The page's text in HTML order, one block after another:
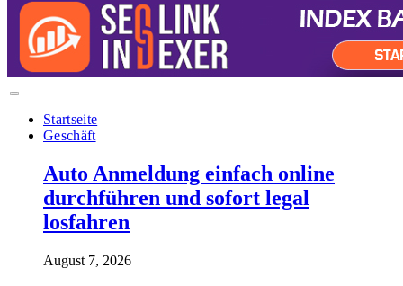
Startseite
Geschäft
Auto Anmeldung einfach online
durchführen und sofort legal
losfahren
August 7, 2026